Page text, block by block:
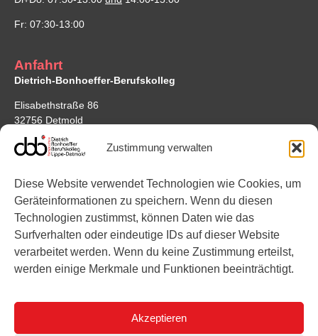
Zustimmung verwalten
Diese Website verwendet Technologien wie Cookies, um
Geräteinformationen zu speichern. Wenn du diesen
Technologien zustimmst, können Daten wie das
Surfverhalten oder eindeutige IDs auf dieser Website
verarbeitet werden. Wenn du keine Zustimmung erteilst,
werden einige Merkmale und Funktionen beeinträchtigt.
Akzeptieren
Fr: 07:30-13:00
Anfahrt
Dietrich-Bonhoeffer-Berufskolleg
Elisabethstraße 86
32756 Detmold
Google Maps
Bonhoefferstraße 7
Links